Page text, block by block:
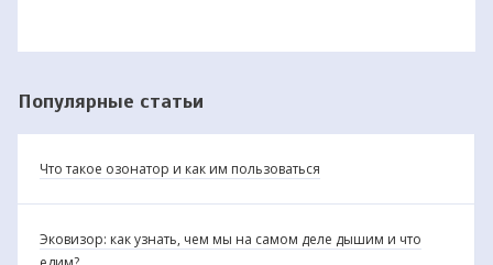
Популярные статьи
Что такое озонатор и как им пользоваться
Эковизор: как узнать, чем мы на самом деле дышим и что